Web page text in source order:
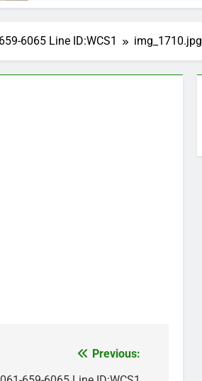
6065 Line ID:WCS1 img_1710.jpg
Previous: